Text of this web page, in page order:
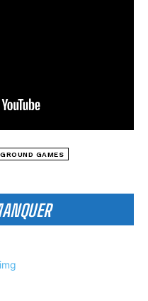
GAMES